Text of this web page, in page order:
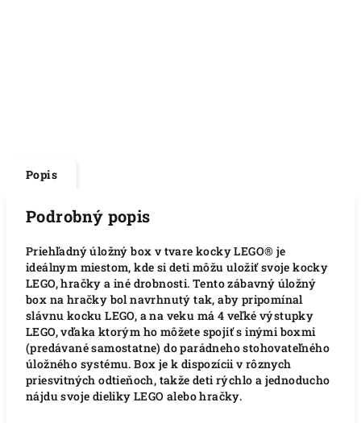
Popis
Podrobný popis
Priehľadný úložný box v tvare kocky LEGO® je
ideálnym miestom, kde si deti môžu uložiť svoje kocky
LEGO, hračky a iné drobnosti. Tento zábavný úložný
box na hračky bol navrhnutý tak, aby pripomínal
slávnu kocku LEGO, a na veku má 4 veľké výstupky
LEGO, vďaka ktorým ho môžete spojiť s inými boxmi
(predávané samostatne) do parádneho stohovateľného
úložného systému. Box je k dispozícii v rôznych
priesvitných odtieňoch, takže deti rýchlo a jednoducho
nájdu svoje dieliky LEGO alebo hračky.